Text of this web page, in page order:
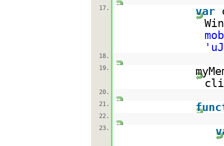
17.
var
18.
19.
20.
21.
22.
23.